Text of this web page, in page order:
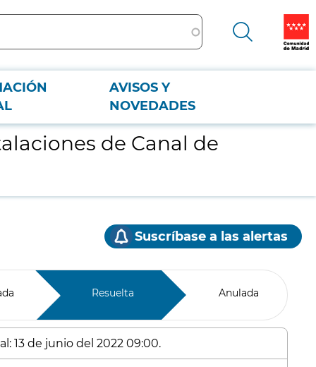
AVISOS Y
NOVEDADES
de Canal de
Suscríbase a las alertas
Resuelta Anulada
13 de junio del 2022 09:00.